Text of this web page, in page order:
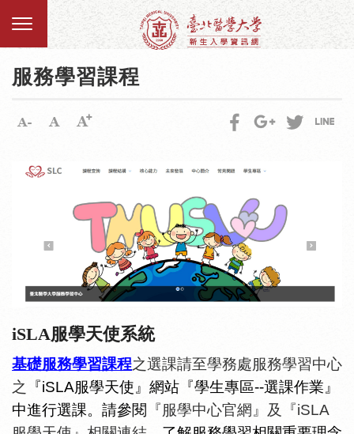
服務學習課程
iSLA服學天使系統
基礎服務學習課程之選課請至學務處服務學習中心
之
『iSLA服學天使』網站『學生專區--選課作業』
中進行選課。請參閱 『服學中心官網』及『iSLA